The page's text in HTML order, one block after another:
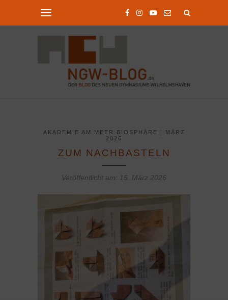
AKADEMIE AM MEER BIOSPHÄRE | MÄRZ
2026
ZUM NACHBASTELN
Veröffentlicht am: 15. März 2026